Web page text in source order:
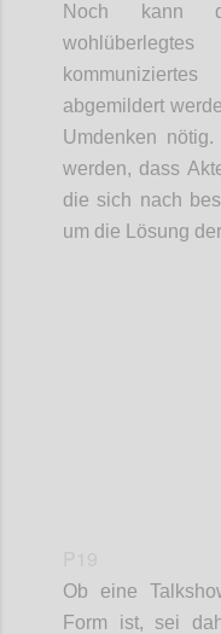
Noch kann
abgemildert
Umdenken
werden, dass
die sich nach
um die Lösung
Ob eine
Form ist, sei